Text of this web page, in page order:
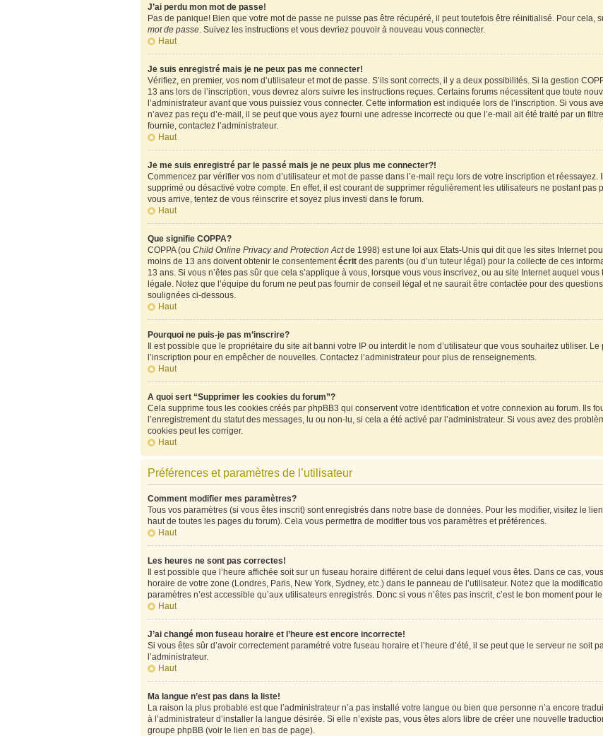
J’ai perdu mon mot de passe!
Pas de panique! Bien que votre mot de passe ne puisse pas être récupéré, il peut toutefois être réinitialisé. Pour cela,
mot de passe. Suivez les instructions et vous devriez pouvoir à nouveau vous connecter.
Haut
Je suis enregistré mais je ne peux pas me connecter!
Vérifiez, en premier, vos nom d’utilisateur et mot de passe. S’ils sont corrects, il y a deux possibilités. Si la gestion
13 ans lors de l’inscription, vous devrez alors suivre les instructions reçues. Certains forums nécessitent que toute
l’administrateur avant que vous puissiez vous connecter. Cette information est indiquée lors de l’inscription. Si vous
n’avez pas reçu d’e-mail, il se peut que vous ayez fourni une adresse incorrecte ou que l’e-mail ait été traité par un
fournie, contactez l’administrateur.
Haut
Je me suis enregistré par le passé mais je ne peux plus me connecter?!
Commencez par vérifier vos nom d’utilisateur et mot de passe dans l’e-mail reçu lors de votre inscription et
supprimé ou désactivé votre compte. En effet, il est courant de supprimer régulièrement les utilisateurs ne postant
vous arrive, tentez de vous réinscrire et soyez plus investi dans le forum.
Haut
Que signifie COPPA?
COPPA (ou Child Online Privacy and Protection Actde 1998) est une loi aux Etats-Unis qui dit que les sites Internet
moins de 13 ans doivent obtenir le consentementécritdes parents (ou d’un tuteur légal) pour la collecte de ces
13 ans. Si vous n’êtes pas sûr que cela s’applique à vous, lorsque vous vous inscrivez, ou au site Internet auquel
légale. Notez que l’équipe du forum ne peut pas fournir de conseil légal et ne saurait être contactée pour des
soulignées ci-dessous.
Haut
Pourquoi ne puis-je pas m’inscrire?
Il est possible que le propriétaire du site ait banni votre IP ou interdit le nom d’utilisateur que vous souhaitez utiliser.
l’inscription pour en empêcher de nouvelles. Contactez l’administrateur pour plus de renseignements.
Haut
A quoi sert “Supprimer les cookies du forum”?
Cela supprime tous les cookies créés par phpBB3 qui conservent votre identification et votre connexion au forum. Ils
l’enregistrement du statut des messages, lu ou non-lu, si cela a été activé par l’administrateur. Si vous avez des
cookies peut les corriger.
Haut
Préférences et paramètres de l’utilisateur
Comment modifier mes paramètres?
Tous vos paramètres (si vous êtes inscrit) sont enregistrés dans notre base de données. Pour les modifier, visitez le lien
haut de toutes les pages du forum). Cela vous permettra de modifier tous vos paramètres et préférences.
Haut
Les heures ne sont pas correctes!
Il est possible que l’heure affichée soit sur un fuseau horaire différent de celui dans lequel vous êtes. Dans ce cas,
horaire de votre zone (Londres, Paris, New York, Sydney, etc.) dans le panneau de l’utilisateur. Notez que la
paramètres n’est accessible qu’aux utilisateurs enregistrés. Donc si vous n’êtes pas inscrit, c’est le bon moment pour
Haut
J’ai changé mon fuseau horaire et l’heure est encore incorrecte!
Si vous êtes sûr d’avoir correctement paramétré votre fuseau horaire et l’heure d’été, il se peut que le serveur ne soit
l’administrateur.
Haut
Ma langue n’est pas dans la liste!
La raison la plus probable est que l’administrateur n’a pas installé votre langue ou bien que personne n’a encore
à l’administrateur d’installer la langue désirée. Si elle n’existe pas, vous êtes alors libre de créer une nouvelle
groupe phpBB (voir le lien en bas de page).